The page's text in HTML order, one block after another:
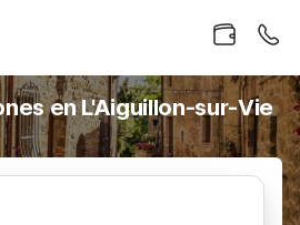
en L'Aiguillon-sur-Vie